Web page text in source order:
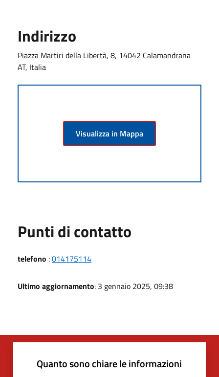
Indirizzo
Piazza Martiri della Libertà, 8, 14042 Calamandrana
AT, Italia
Visualizza in Mappa
Punti di contatto
telefono :014175114
Ultimo aggiornamento: 3 gennaio 2025, 09:38
Quanto sono chiare le informazioni